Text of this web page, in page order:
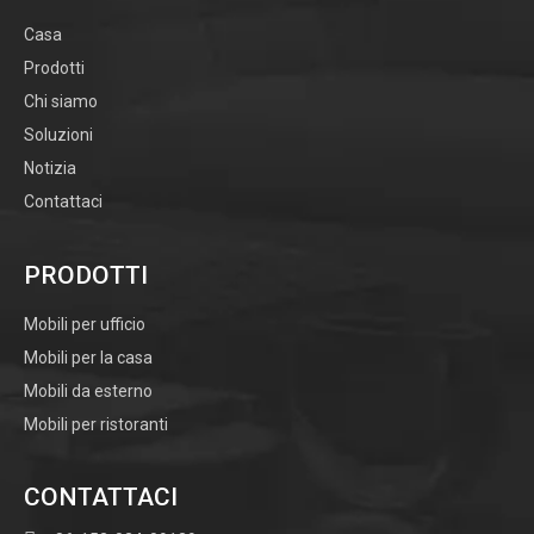
Casa
Prodotti
Chi siamo
Soluzioni
Notizia
Contattaci
PRODOTTI
Mobili per ufficio
Mobili per la casa
Mobili da esterno
Mobili per ristoranti
CONTATTACI